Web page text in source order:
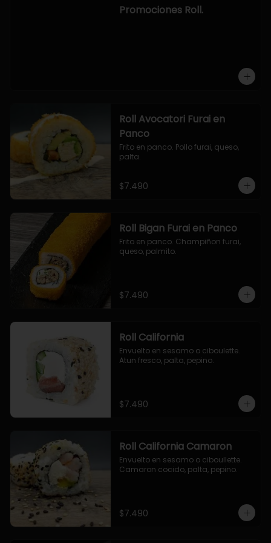
OPCION2:
- salmon, queso, palta, envuelto en
Promociones Roll.
Roll Avocatori Furai en
Panco
Frito en panco. Pollo furai, queso,
palta.
$7.490
Roll Bigan Furai en Panco
Frito en panco. Champiñon furai,
queso, palmito.
$7.490
Roll California
Envuelto en sesamo o ciboulette.
Atun fresco, palta, pepino.
$7.490
Roll California Camaron
Envuelto en sesamo o ciboullette.
Camaron cocido, palta, pepino.
$7.490